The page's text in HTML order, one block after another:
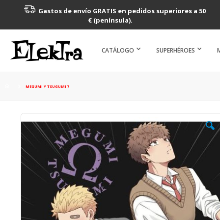
Gastos de envío GRATIS en pedidos superiores a 50
€ (península).
CATÁLOGO SUPERHÉROES
MEGUMI Y TSUGUMI 7
Saltar
al
final
de
la
galería